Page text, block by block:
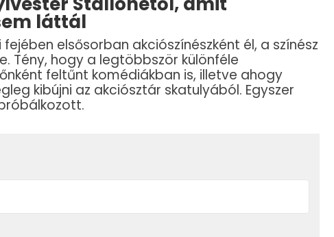
láttál
elsősorban akciószínészként él, a színész
Tény, hogy a legtöbbször különféle
feltűnt komédiákban is, illetve ahogy
kibújni az akciósztár skatulyából. Egyszer